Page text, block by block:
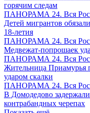
горячим следам
ПАНОРАМА 24. Вся
Детей мигрантов
18-летия
ПАНОРАМА 24. Вся
Медвежат-попрошаек
ПАНОРАМА 24. Вся
Жительница Приамурья
ударом скалки
ПАНОРАМА 24. Вся
В Домодедово
контрабандных черепах